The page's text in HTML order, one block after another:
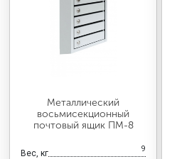
Металлический
восьмисекционный
почтовый ящик ПМ-8
Вес, кг 9